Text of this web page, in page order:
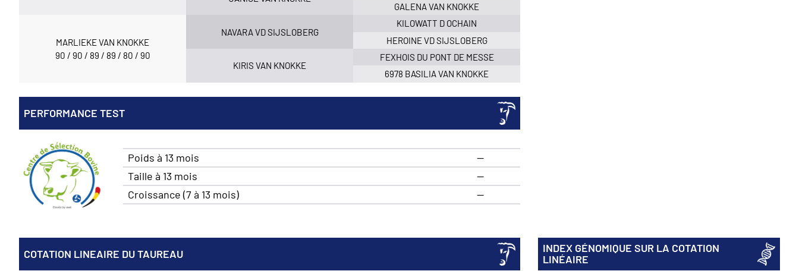
GALENA VAN KNOKKE
MARLIEKE VAN KNOKKE
90 / 90 / 89 / 89 / 80 / 90
NAVARA VD SIJSLOBERG
KIRIS VAN KNOKKE
KILOWATT D OCHAIN
HEROINE VD SIJSLOBERG
FEXHOIS DU PONT DE MESSE
6978 BASILIA VAN KNOKKE
PERFORMANCE TEST
Poids à 13 mois
—
Taille à 13 mois
—
Croissance (7 à 13 mois)
—
COTATION LINEAIRE DU TAUREAU
INDEX GÉNOMIQUE SUR LA COTATION
LINÉAIRE